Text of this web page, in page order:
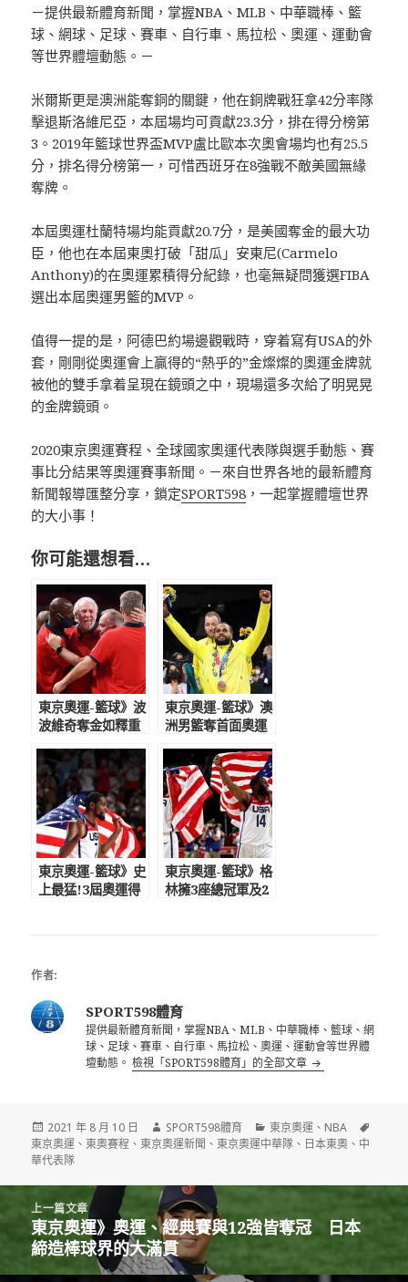
－提供最新體育新聞，掌握NBA、MLB、中華職棒、籃
球、網球、足球、賽車、自行車、馬拉松、奧運、運動會
等世界體壇動態。－
米爾斯更是澳洲能奪銅的關鍵，他在銅牌戰狂拿42分率隊
擊退斯洛維尼亞，本屆場均可貢獻23.3分，排在得分榜第
3。2019年籃球世界盃MVP盧比歐本次奧會場均也有25.5
分，排名得分榜第一，可惜西班牙在8強戰不敵美國無緣
奪牌。
本屆奧運杜蘭特場均能貢獻20.7分，是美國奪金的最大功
臣，他也在本屆東奧打破「甜瓜」安東尼(Carmelo
Anthony)的在奧運累積得分紀錄，也毫無疑問獲選FIBA
選出本屆奧運男籃的MVP。
值得一提的是，阿德巴約場邊觀戰時，穿着寫有USA的外
套，剛剛從奧運會上贏得的“熱乎的”金燦燦的奧運金牌就
被他的雙手拿着呈現在鏡頭之中，現場還多次給了明晃晃
的金牌鏡頭。
2020東京奧運賽程、全球國家奧運代表隊與選手動態、賽
事比分結果等奧運賽事新聞。－來自世界各地的最新體育
新聞報導匯整分享，鎖定SPORT598 ，一起掌握體壇世界
的大小事！
你可能還想看…
東京奧運-籃球》波
波維奇奪金如釋重
皆奪奧運籃球金牌
母子
東京奧運-籃球》澳
洲男籃奪首面奧運
場均19.6分力壓唐
西奇
東京奧運-籃球》史
上最猛!3屆奧運得
東京奧運-籃球》格
林擁3座總冠軍及2
作者:
SPORT598體育
提供最新體育新聞，掌握NBA、MLB、中華職棒、籃球、網
球、足球、賽車、自行車、馬拉松、奧運、運動會等世界體
壇動態。檢視「SPORT598體育」的全部文章
發
佈
日
2021 年 8 月 10 日
作
者
SPORT598體育
分
類
東京奧運 、 NBA
東京奧運 、東奧賽程 、東京奧運新聞 、東京奧運中華隊 、 日本東奧 、 中
華代表隊
章
上一篇文章
上
一
篇
東京奧運》奧運、經典賽與12強皆奪冠 日本
締造棒球界的大滿貫